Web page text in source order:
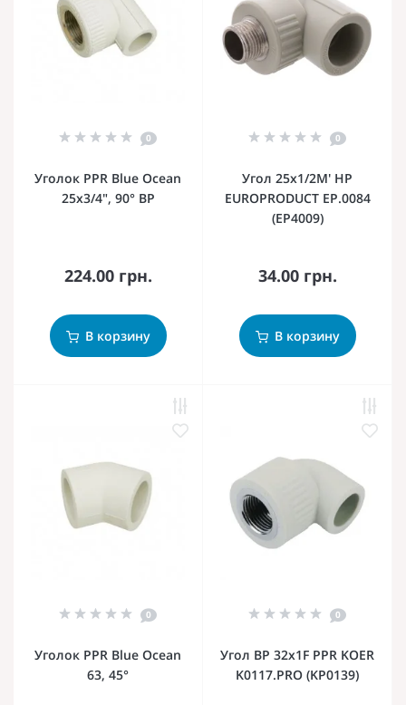
0
Уголок PPR Blue Ocean
25х3/4", 90° ВР
224.00 грн.
В корзину
0
Угол 25x1/2M' НР
EUROPRODUCT EP.0084
(EP4009)
34.00 грн.
В корзину
0
Уголок PPR Blue Ocean
63, 45°
0
Угол ВР 32x1F PPR KOER
K0117.PRO (KP0139)